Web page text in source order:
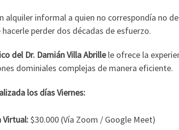
alquiler informal a quien no correspondía no
perder dos décadas de esfuerzo.
del Dr. Damián Villa Abrillele ofrece la
dominiales complejas de manera eficiente.
los días Viernes:
Virtual:$30.000 (Vía Zoom / Google Meet)